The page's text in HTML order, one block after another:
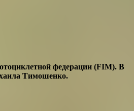
федерации (FIM). В
Тимошенко.